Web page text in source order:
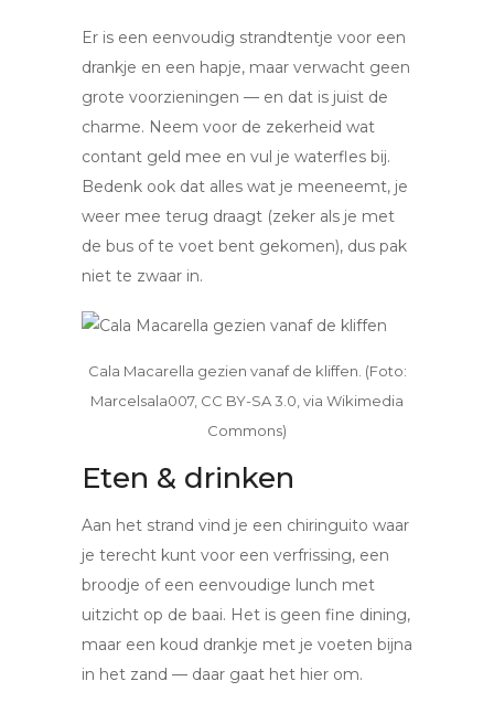
Er is een eenvoudig strandtentje voor een
drankje en een hapje, maar verwacht geen
grote voorzieningen — en dat is juist de
charme. Neem voor de zekerheid wat
contant geld mee en vul je waterfles bij.
Bedenk ook dat alles wat je meeneemt, je
weer mee terug draagt (zeker als je met
de bus of te voet bent gekomen), dus pak
niet te zwaar in.
Cala Macarella gezien vanaf de kliffen. (Foto:
Marcelsala007, CC BY-SA 3.0, via Wikimedia
Commons)
Eten & drinken
Aan het strand vind je een chiringuito waar
je terecht kunt voor een verfrissing, een
broodje of een eenvoudige lunch met
uitzicht op de baai. Het is geen fine dining,
maar een koud drankje met je voeten bijna
in het zand — daar gaat het hier om.